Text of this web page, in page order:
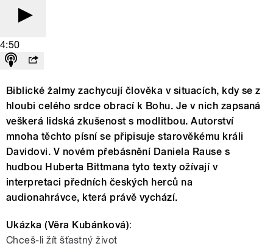
4:50
Biblické žalmy zachycují člověka v situacích, kdy se z
hloubi celého srdce obrací k Bohu. Je v nich zapsaná
veškerá lidská zkušenost s modlitbou. Autorství
mnoha těchto písní se připisuje starověkému králi
Davidovi. V novém přebásnění Daniela Rause s
hudbou Huberta Bittmana tyto texty ožívají v
interpretaci předních českých herců na
audionahrávce, která právě vychází.
Ukázka (Věra Kubánková):
Chceš-li žít šťastný život